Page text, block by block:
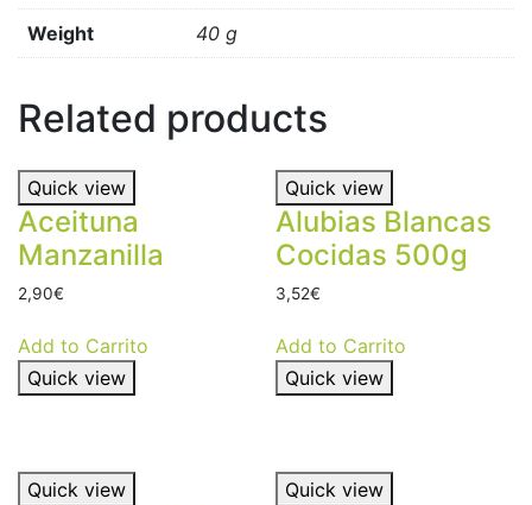
Weight 40 g
Related products
Quick view
Aceituna
Manzanilla
2,90€
Add to Carrito
Quick view
Quick view
Alubias Blancas
Cocidas 500g
3,52€
Add to Carrito
Quick view
Quick view Quick view